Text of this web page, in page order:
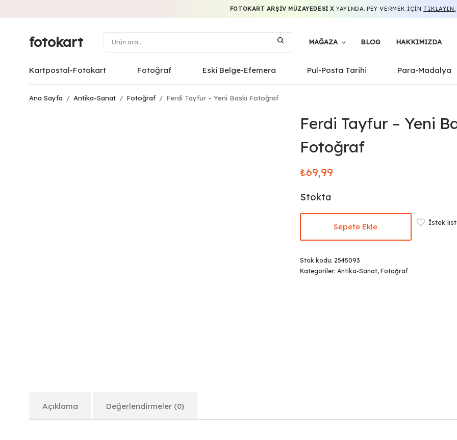
FOTOKART ARŞIV MÜZAYEDESI X YAYINDA. PEY VERMEK IÇIN TIKLAYIN.
fotokart MAĞAZA BLOG HAKKIMIZDA
Kartpostal-Fotokart Fotoğraf Eski Belge-Efemera Pul-Posta Tarihi Para-Madalya
Ana Sayfa / Antika-Sanat / Fotoğraf / Ferdi Tayfur – Yeni Baskı Fotoğraf
Ferdi Tayfur – Yeni
Fotoğraf
₺69,99
Stokta
Sepete Ekle İstek
Stok kodu: 2545093
Kategoriler: Antika-Sanat, Fotoğraf
Açıklama Değerlendirmeler (0)